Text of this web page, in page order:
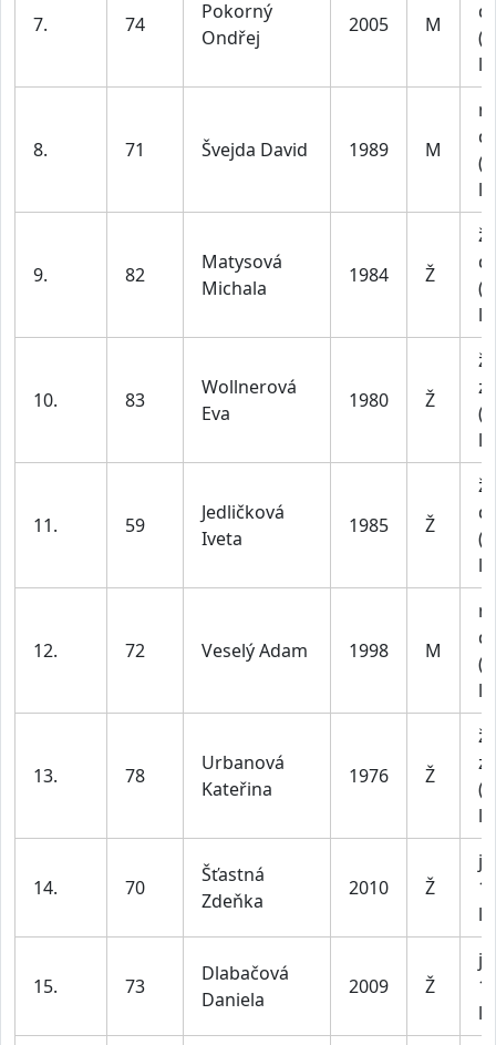
7. 74
Pokorný
Ondřej
2005 M
8. 71 Švejda David 1989 M
9. 82
Matysová
Michala
1984 Ž
10. 83
Wollnerová
Eva
1980 Ž
11. 59
Jedličková
Iveta
1985 Ž
12. 72 Veselý Adam 1998 M
13. 78
Urbanová
Kateřina
1976 Ž
14. 70
Šťastná
Zdeňka
2010 Ž
15. 73
Dlabačová
Daniela
2009 Ž